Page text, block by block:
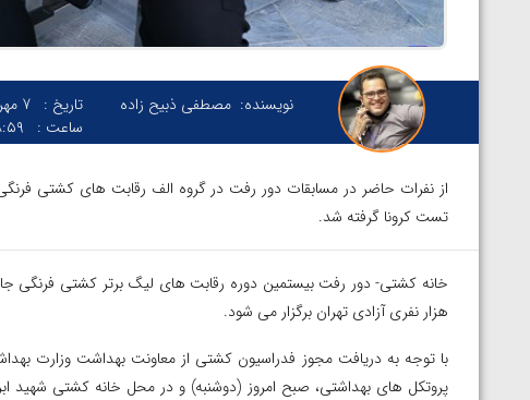
نویسنده: مصطفی ذبیح زاده تاریخ : 7 مهر 1399
ساعت :
از نفرات حاضر در مسابقات دور رفت در گروه الف رقابت های کشتی
تست کرونا گرفته شد.
هزار نفری آزادی تهران برگزار می شود.
با توجه به دریافت مجوز فدراسیون کشتی از معاونت بهداشت وزارت
پروتکل های بهداشتی، صبح امروز (دوشنبه) و در محل خانه کشتی شهید